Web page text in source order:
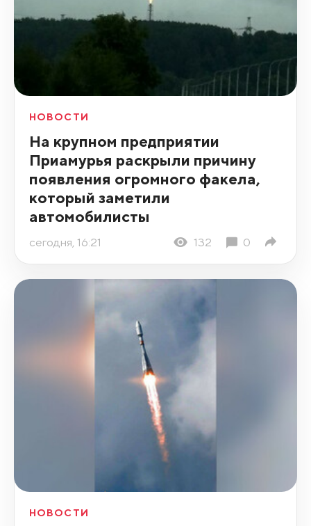
НОВОСТИ
На крупном предприятии
Приамурья раскрыли причину
появления огромного факела,
который заметили
автомобилисты
сегодня, 16:21 132 0
НОВОСТИ